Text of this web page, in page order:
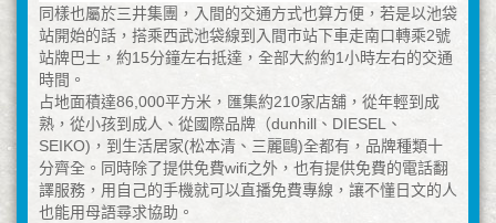
同樣也屬於三井集團，入間的交通方式也算方便，若是以池袋
站開始的話，搭乘西武池袋線到入間市站下車走南口轉乘2號
站牌巴士，約15分鐘左右抵達，全部大約約1小時左右的交通
時間。
占地面積達86,000平方米，匯集約210家店舖，從年輕到成
熟，從小孩到成人、從國際品牌（dunhill、DIESEL、
SEIKO)，到生活居家(松本清、三麗鷗)全都有，品牌種類十
分齊全。同時除了提供免費wifi之外，也有提供免費的電話翻
譯服務，用自己的手機就可以直播免費專線，讓不懂日文的人
也能用母語尋求協助。